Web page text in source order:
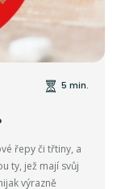
5 min.
řepy či třtiny, a
ty, jež mají svůj
výrazně